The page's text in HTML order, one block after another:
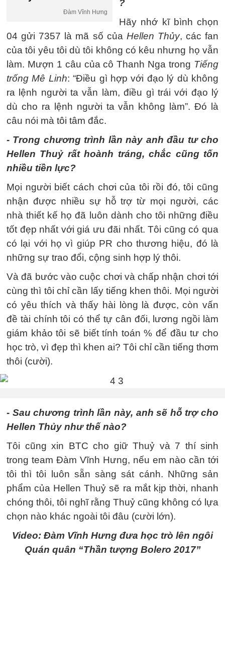
Đàm Vĩnh Hưng
?
Hãy nhớ kĩ bình chọn
04 gửi 7357 là mã số của Hellen Thủy, các fan
của tôi yêu tôi dù tôi không có kêu nhưng họ vẫn
làm. Mượn 1 câu của cô Thanh Nga trong Tiếng
trống Mê Linh: “Điều gì hợp với đạo lý dù không
ra lệnh người ta vẫn làm, điều gì trái với đạo lý
dù cho ra lệnh người ta vẫn không làm”. Đó là
câu nói mà tôi tâm đắc.
- Trong chương trình lần này anh đầu tư cho
Hellen Thuỷ rất hoành tráng, chắc cũng tốn
nhiều tiền lực?
Mọi người biết cách chơi của tôi rồi đó, tôi cũng
nhận được nhiều sự hỗ trợ từ mọi người, các
nhà thiết kế họ đã luôn dành cho tôi những điều
tốt đẹp nhất với giá ưu đãi nhất. Tôi cũng có qua
có lại với họ vì giúp PR cho thương hiệu, đó là
những sự trao đổi, cộng sinh hợp lý thôi.
Và đã bước vào cuộc chơi và chấp nhận chơi tới
cùng thì tôi chỉ cần lấy tiếng khen thôi. Mọi người
có yêu thích và thấy hài lòng là được, còn vấn
đề tài chính tôi có thể tự cân đối, lương ngồi làm
giám khảo tôi sẽ biết tính toán % để đầu tư cho
học trò, vì đẹp thì khen ai? Tôi chỉ cần tiếng thơm
thôi (cười).
- Sau chương trình lần này, anh sẽ hỗ trợ cho
Hellen Thủy như thế nào?
Tôi cũng xin BTC cho giữ Thuỷ và 7 thí sinh
trong team Đàm Vĩnh Hưng, nếu em nào cần tới
tôi thì tôi luôn sẵn sàng sát cánh. Những sản
phẩm của Hellen Thuỷ sẽ ra mắt kịp thời, nhanh
chóng thôi, tôi nghĩ rằng Thuỷ cũng không có lựa
chọn nào khác ngoài tôi đâu (cười lớn).
Video: Đàm Vĩnh Hưng đưa học trò lên ngôi
Quán quân “Thần tượng Bolero 2017”